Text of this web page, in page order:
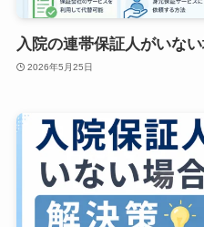
入院の連帯保証人がいな
2026年5月25日